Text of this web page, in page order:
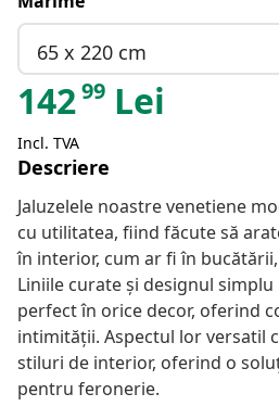
65 x 220 cm
14299 Lei
Incl. TVA
Descriere
Jaluzelele noastre venetiene
cu utilitatea, fiind făcute să
în interior, cum ar fi în
Liniile curate și designul
perfect în orice decor, oferind
intimității. Aspectul lor versatil
stiluri de interior, oferind o
pentru feronerie.